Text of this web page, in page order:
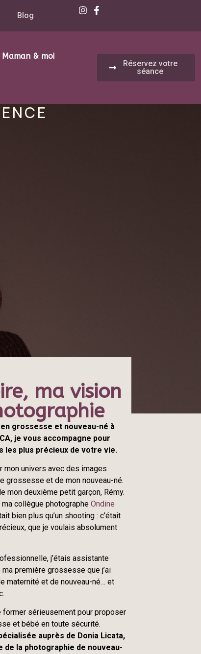
Blog
& moi
Réservez votre
séance
ma vision
grossesse et nouveau-né à
je vous accompagne pour
les plus précieux de votre vie.
mon univers avec des images
grossesse et de mon nouveau-né.
mon deuxième petit garçon, Rémy.
collègue photographe Ondine
bien plus qu’un shooting : c’était
que je voulais absolument
j’étais assistante
première grossesse que j’ai
maternité et de nouveau-né… et
former sérieusement pour proposer
et bébé en toute sécurité.
auprès de Donia Licata,
de la photographie de nouveau-